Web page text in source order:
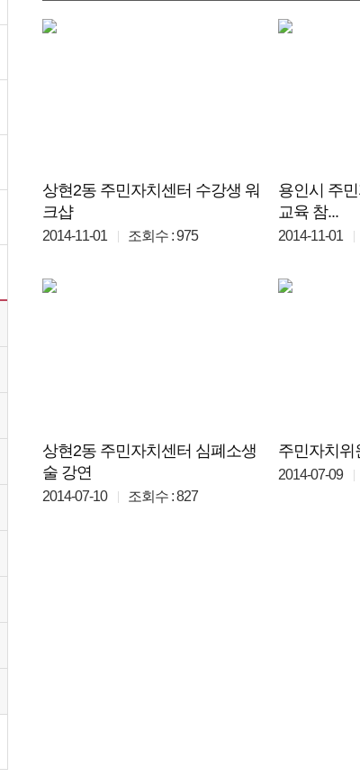
상현2동 주민자치센터 수강생 워
크샵
2014-11-01 조회수 : 975
용인시 주
교육 참...
2014-11-01
상현2동 주민자치센터 심폐소생
술 강연
2014-07-10 조회수 : 827
주민자치위
2014-07-09